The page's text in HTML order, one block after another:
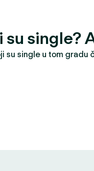
su single?
su single u tom gradu